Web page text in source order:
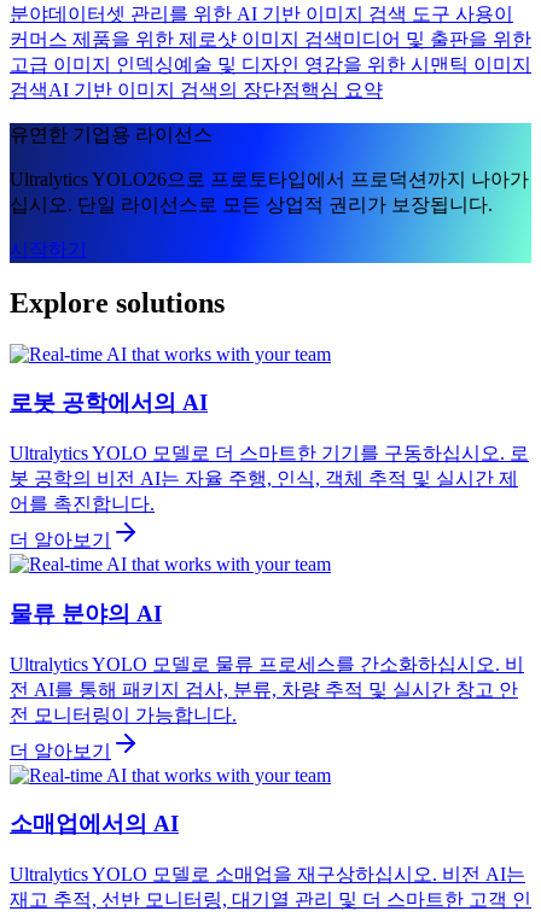
분야데이터셋 관리를 위한 AI 기반 이미지 검색 도구 사용이
커머스 제품을 위한 제로샷 이미지 검색미디어 및 출판을 위한
고급 이미지 인덱싱예술 및 디자인 영감을 위한 시맨틱 이미지
검색AI 기반 이미지 검색의 장단점핵심 요약
유연한 기업용 라이선스
Ultralytics YOLO26으로 프로토타입에서 프로덕션까지 나아가
십시오. 단일 라이선스로 모든 상업적 권리가 보장됩니다.
시작하기
Explore solutions
로봇 공학에서의 AI
Ultralytics YOLO 모델로 더 스마트한 기기를 구동하십시오. 로
봇 공학의 비전 AI는 자율 주행, 인식, 객체 추적 및 실시간 제
어를 촉진합니다.
더 알아보기
물류 분야의 AI
Ultralytics YOLO 모델로 물류 프로세스를 간소화하십시오. 비
전 AI를 통해 패키지 검사, 분류, 차량 추적 및 실시간 창고 안
전 모니터링이 가능합니다.
더 알아보기
소매업에서의 AI
Ultralytics YOLO 모델로 소매업을 재구상하십시오. 비전 AI는
재고 추적, 선반 모니터링, 대기열 관리 및 더 스마트한 고객 인